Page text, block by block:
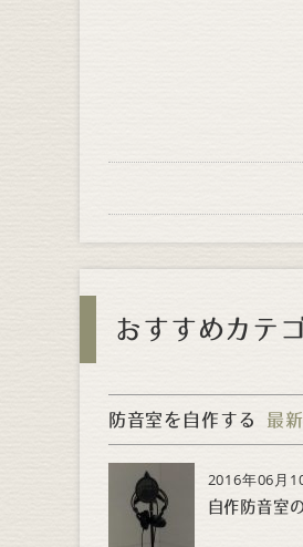
おすすめカテ
防音室を自作する 最新
2016年06月
自作防音室